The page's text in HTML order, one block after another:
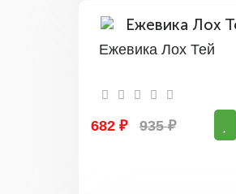
Ежевика Лох Тей
682 ₽ 935 ₽